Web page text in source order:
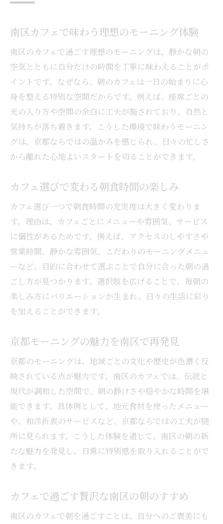
南区カフェで味わう理想のモーニング体験
南区のカフェで過ごす理想のモーニングは、静かな朝の
空気とともに自分だけの時間を丁寧に味わえることがポ
イントです。なぜなら、朝のカフェは一日の始まりに心
身を整える特別な空間だからです。例えば、座席ごとの
光の入り方や空間の余白に工夫が施されており、自然と
気持ちが落ち着きます。こうした環境で味わうモーニン
グは、京都ならではの温かみを感じられ、日々の忙しさ
から離れた心地よいスタートを切ることができます。
カフェ選びで変わる朝食時間の楽しみ
カフェ選び一つで朝食時間の充実度は大きく変わりま
す。理由は、カフェごとにメニューや雰囲気、サービス
に個性があるためです。例えば、アクセスのしやすさや
営業時間、静かな雰囲気、こだわりのモーニングメニュ
ーなど、目的に合わせて選ぶことで自分に合った朝の過
ごし方が見つかります。選択肢を広げることで、毎朝の
楽しみ方にバリエーションが生まれ、日々の生活に彩り
を加えることができます。
京都モーニングの魅力を南区で再発見
京都のモーニングは、地域ごとの文化や歴史が色濃く反
映されている点が魅力です。南区のカフェでは、伝統と
現代が調和した空間で、朝の静けさや穏やかな時間を堪
能できます。具体例として、地元食材を使ったメニュー
や、和洋折衷のサービスなど、京都ならではの工夫が随
所に見られます。こうした体験を通じて、南区の朝の新
たな魅力を発見し、日常に特別感を取り入れることがで
きます。
カフェで過ごす贅沢な南区の朝のすすめ
南区のカフェで朝を過ごすことは、自分へのご褒美にも